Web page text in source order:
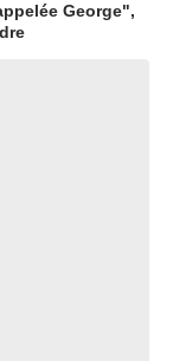
George",